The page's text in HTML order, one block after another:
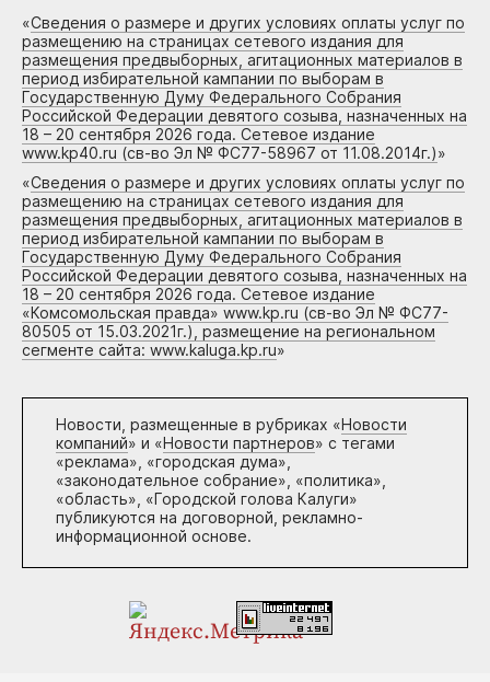
«Сведения о размере и других условиях оплаты услуг по
размещению на страницах сетевого издания для
размещения предвыборных, агитационных материалов в
период избирательной кампании по выборам в
Государственную Думу Федерального Собрания
Российской Федерации девятого созыва, назначенных на
18 – 20 сентября 2026 года. Сетевое издание
www.kp40.ru (св-во Эл № ФС77-58967 от 11.08.2014г.)»
«Сведения о размере и других условиях оплаты услуг по
размещению на страницах сетевого издания для
размещения предвыборных, агитационных материалов в
период избирательной кампании по выборам в
Государственную Думу Федерального Собрания
Российской Федерации девятого созыва, назначенных на
18 – 20 сентября 2026 года. Сетевое издание
«Комсомольская правда» www.kp.ru (св-во Эл № ФС77-
80505 от 15.03.2021г.), размещение на региональном
сегменте сайта: www.kaluga.kp.ru»
Новости, размещенные в рубриках «Новости
компаний» и «Новости партнеров» с тегами
«реклама», «городская дума»,
«законодательное собрание», «политика»,
«область», «Городской голова Калуги»
публикуются на договорной, рекламно-
информационной основе.